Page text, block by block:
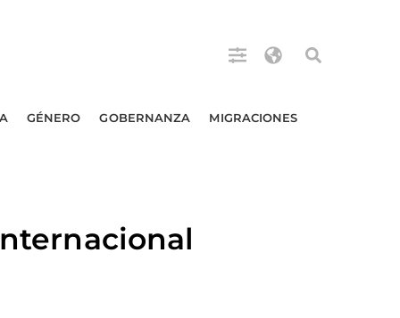
GÉNERO GOBERNANZA MIGRACIONES